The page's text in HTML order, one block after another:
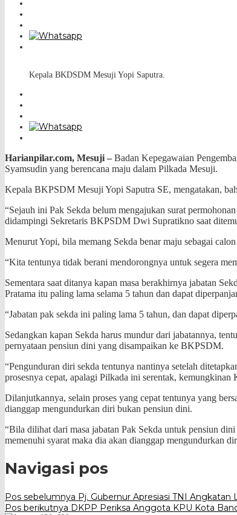
Kepala BKDSDM Mesuji Yopi Saputra.
Harianpilar.com, Mesuji – Badan Kepegawaian
Syamsudin yang berencana maju dalam Pilkada Mesuji.
Kepala BKPSDM Mesuji Yopi Saputra SE, mengatakan,
“Sejauh ini Pak Sekda belum mengajukan surat
didampingi Sekretaris BKPSDM Dwi Supratikno saat
Menurut Yopi, bila memang Sekda benar maju sebagai
“Kita tentunya tidak berani mendorongnya untuk segera
Sementara saat ditanya kapan masa berakhirnya jabatan
Pratama itu paling lama selama 5 tahun dan dapat
“Jabatan pak sekda ini paling lama 5 tahun, dan dapat
Sedangkan kapan Sekda harus mundur dari jabatannya,
pernyataan pensiun dini yang disampaikan ke BKPSDM.
“Pengunduran diri sekda tentunya nantinya setelah
prosesnya cepat, apalagi Pilkada ini serentak,
Dilanjutkannya, selain proses yang cepat tentunya yang
dianggap mengundurkan diri bukan pensiun dini.
“Bila dilihat dari masa jabatan Pak Sekda untuk pensiun
memenuhi syarat maka dia akan dianggap mengundurkan
Navigasi pos
Pos sebelumnya Pj. Gubernur Apresiasi TNI Angkatan
Pos berikutnya DKPP Periksa Anggota KPU Kota